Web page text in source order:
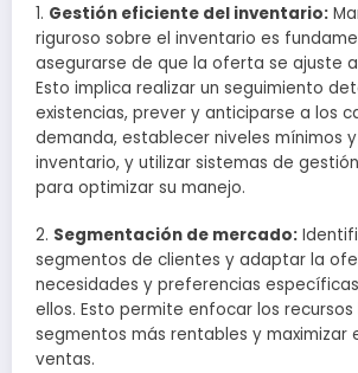
1. Gestión eficiente del inventario:
riguroso sobre el inventario es
asegurarse de que la oferta se ajuste
Esto implica realizar un seguimiento
existencias, prever y anticiparse a los
demanda, establecer niveles mínimos
inventario, y utilizar sistemas de
para optimizar su manejo.
2. Segmentación de mercado:
segmentos de clientes y adaptar la
necesidades y preferencias
ellos. Esto permite enfocar los
segmentos más rentables y maximizar
ventas.